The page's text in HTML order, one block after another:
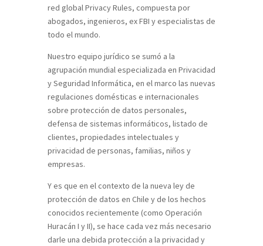
red global Privacy Rules, compuesta por
abogados, ingenieros, ex FBI y especialistas de
todo el mundo.
Nuestro equipo jurídico se sumó a la
agrupación mundial especializada en Privacidad
y Seguridad Informática, en el marco las nuevas
regulaciones domésticas e internacionales
sobre protección de datos personales,
defensa de sistemas informáticos, listado de
clientes, propiedades intelectuales y
privacidad de personas, familias, niños y
empresas.
Y es que en el contexto de la nueva ley de
protección de datos en Chile y de los hechos
conocidos recientemente (como Operación
Huracán I y II), se hace cada vez más necesario
darle una debida protección a la privacidad y